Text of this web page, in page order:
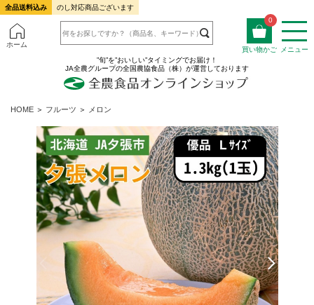
全品送料込み のし対応商品ございます
ホーム
0
買い物かご
メニュー
”旬”を”おいしい”タイミングでお届け！
JA全農グループの全国農協食品（株）が運営しております
HOME ＞ フルーツ ＞ メロン